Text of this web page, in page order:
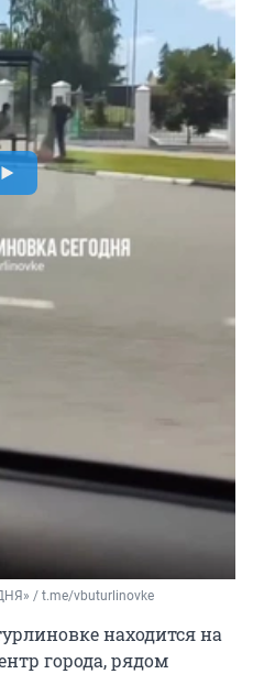
/ t.me/vbuturlinovke
находится на
города, рядом